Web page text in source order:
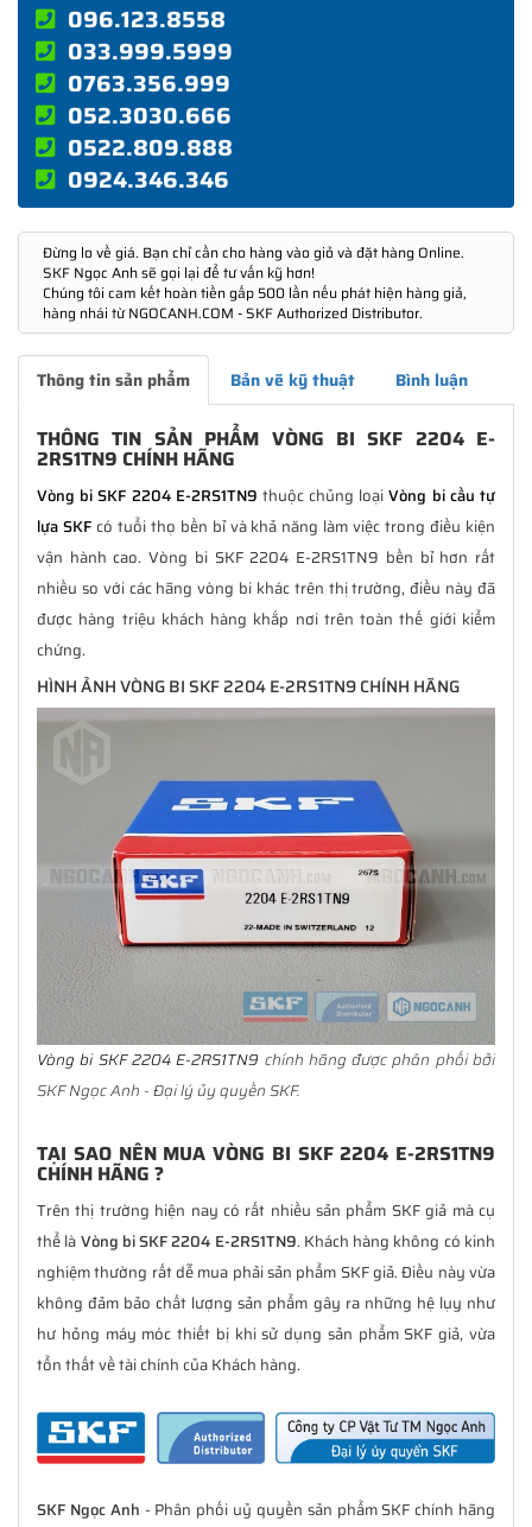
096.123.8558
033.999.5999
0763.356.999
052.3030.666
0522.809.888
0924.346.346
Đừng lo về giá. Bạn chỉ cần cho hàng vào giỏ và đặt hàng Online.
SKF Ngọc Anh sẽ gọi lại để tư vấn kỹ hơn!
Chúng tôi cam kết hoàn tiền gấp 500 lần nếu phát hiện hàng giả,
hàng nhái từ NGOCANH.COM - SKF Authorized Distributor.
Thông tin sản phẩm Bản vẽ kỹ thuật Bình luận
THÔNG TIN SẢN PHẨM VÒNG BI SKF 2204 E-
2RS1TN9 CHÍNH HÃNG
Vòng bi SKF 2204 E-2RS1TN9 thuộc chủng loạiVòng bi cầu tự
lựa SKFcó tuổi thọ bền bỉ và khả năng làm việc trong điều kiện
vận hành cao. Vòng bi SKF 2204 E-2RS1TN9 bền bỉ hơn rất
nhiều so với các hãng vòng bi khác trên thị trường, điều này đã
được hàng triệu khách hàng khắp nơi trên toàn thế giới kiểm
chứng.
HÌNH ẢNH VÒNG BI SKF 2204 E-2RS1TN9 CHÍNH HÃNG
Vòng bi SKF 2204 E-2RS1TN9 chính hãng được phân phối bởi
SKF Ngọc Anh - Đại lý ủy quyền SKF.
TẠI SAO NÊN MUA VÒNG BI SKF 2204 E-2RS1TN9
CHÍNH HÃNG ?
Trên thị trường hiện nay có rất nhiều sản phẩm SKF giả mà cụ
thể làVòng bi SKF 2204 E-2RS1TN9. Khách hàng không có kinh
nghiệm thường rất dễ mua phải sản phẩm SKF giả. Điều này vừa
không đảm bảo chất lượng sản phẩm gây ra những hệ lụy như
hư hỏng máy móc thiết bị khi sử dụng sản phẩm SKF giả, vừa
tổn thất về tài chính của Khách hàng.
SKF Ngọc Anh - Phân phối uỷ quyền sản phẩm SKF chính hãng